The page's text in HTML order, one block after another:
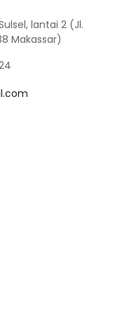
lantai 2 (Jl.
Makassar)